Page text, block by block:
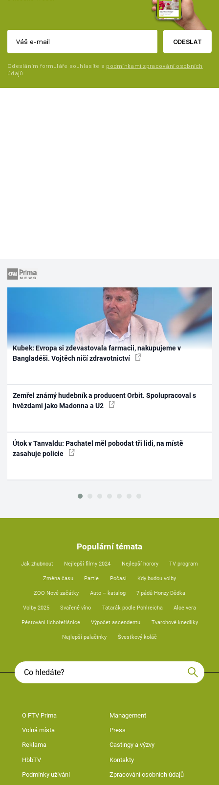
ODESLAT
Odesláním formuláře souhlasíte s podmínkami zpracování osobních
údajů
Kubek: Evropa si zdevastovala farmacii, nakupujeme v
Bangladéši. Vojtěch ničí zdravotnictví
Zemřel známý hudebník a producent Orbit. Spolupracoval s
hvězdami jako Madonna a U2
Útok v Tanvaldu: Pachatel měl pobodat tři lidi, na místě
zasahuje policie
Populární témata
Jak zhubnout Nejlepší filmy 2024 Nejlepší horory TV program
Změna času Partie Počasí Kdy budou volby
ZOO Nové začátky Auto – katalog 7 pádů Honzy Dědka
Volby 2025 Svařené víno Tatarák podle Pohlreicha Aloe vera
Pěstování lichořeřišnice Výpočet ascendentu Tvarohové knedlíky
Nejlepší palačinky Švestkový koláč
O FTV Prima Management
Volná místa Press
Reklama Castingy a výzvy
HbbTV Kontakty
Podmínky užívání Zpracování osobních údajů